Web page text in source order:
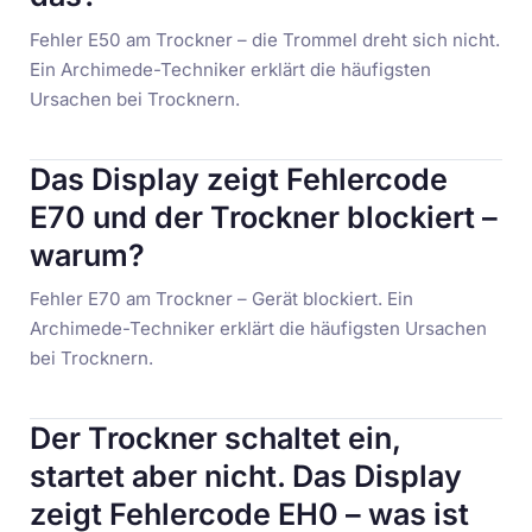
Fehler E50 am Trockner – die Trommel dreht sich nicht.
Ein Archimede-Techniker erklärt die häufigsten
Ursachen bei Trocknern.
Das Display zeigt Fehlercode
E70 und der Trockner blockiert –
warum?
Fehler E70 am Trockner – Gerät blockiert. Ein
Archimede-Techniker erklärt die häufigsten Ursachen
bei Trocknern.
Der Trockner schaltet ein,
startet aber nicht. Das Display
zeigt Fehlercode EH0 – was ist